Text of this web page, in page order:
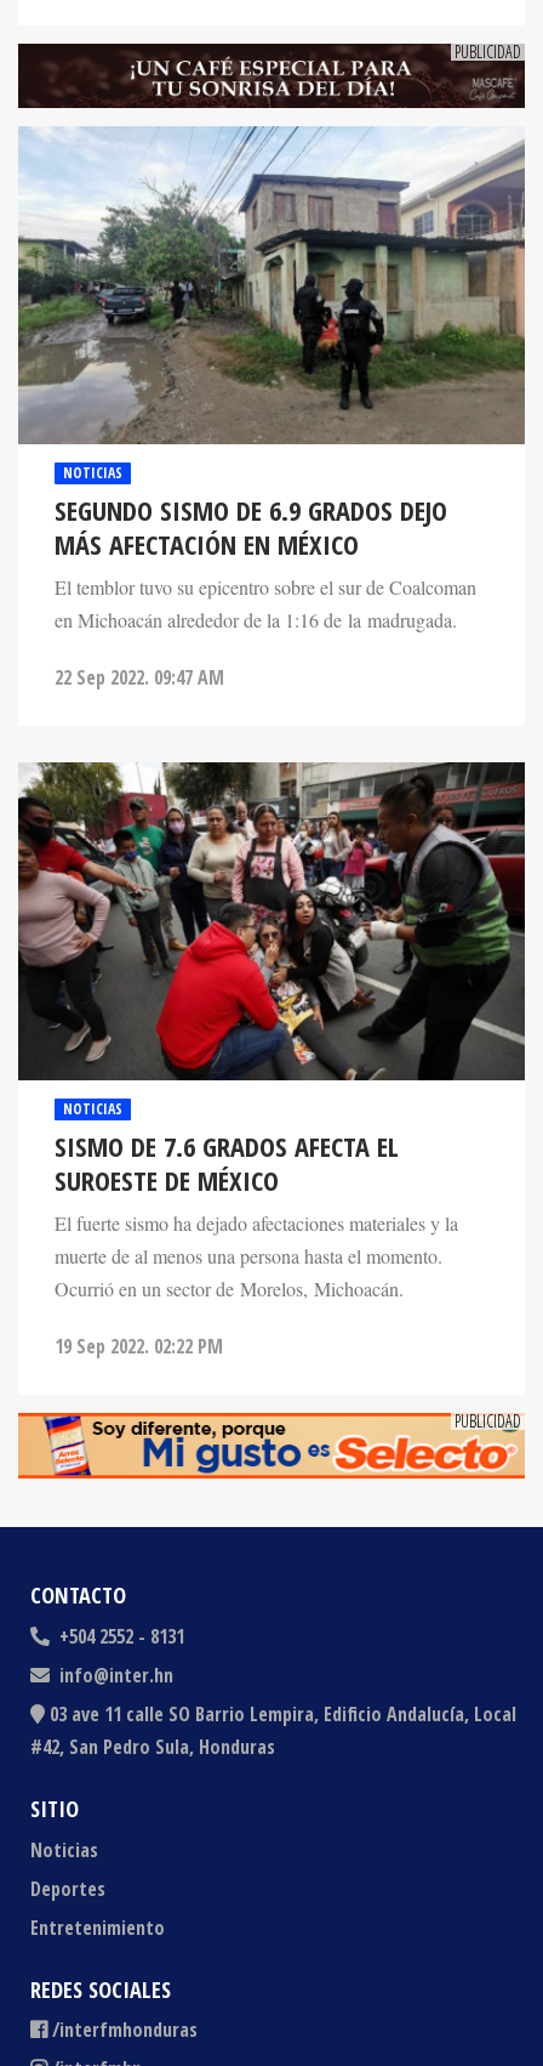
NOTICIAS
SEGUNDO SISMO DE 6.9 GRADOS DEJO
MÁS AFECTACIÓN EN MÉXICO
El temblor tuvo su epicentro sobre el sur de Coalcoman
en Michoacán alrededor de la 1:16 de la madrugada.
SISMO DE 7.6 GRADOS AFECTA EL
SUROESTE DE MÉXICO
El fuerte sismo ha dejado afectaciones materiales y la
muerte de al menos una persona hasta el momento.
Ocurrió en un sector de Morelos, Michoacán.
CONTACTO
+504 2552 - 8131
info@inter.hn
03 ave 11 calle SO Barrio Lempira, Edificio Andalucía, Local
#42, San Pedro Sula, Honduras
SITIO
Noticias
Deportes
Entretenimiento
REDES SOCIALES
/interfmhonduras